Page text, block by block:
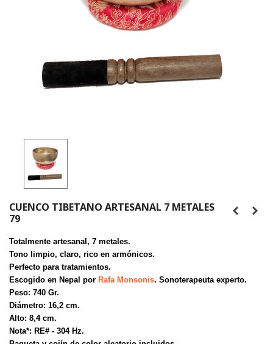
CUENCO TIBETANO ARTESANAL 7 METALES
79
Totalmente artesanal, 7 metales.
Tono limpio, claro, rico en armónicos.
Perfecto para tratamientos.
Escogido en Nepal por Rafa Monsonis. Sonoterapeuta experto.
Peso: 740 Gr.
Diámetro: 16,2 cm.
Alto: 8,4 cm.
Nota*: RE# - 304 Hz.